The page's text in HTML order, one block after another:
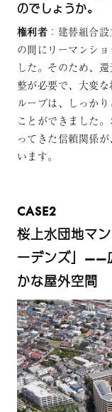
のでしょうか。
権利者 ：建替組合
の間にリーマンシ
した。そのため、
整が必要で、大変
ループは、しっか
ことができました
ってきた信頼関係
います。
CASE2
桜上水団地マ
ーデンズ」——
かな屋外空間